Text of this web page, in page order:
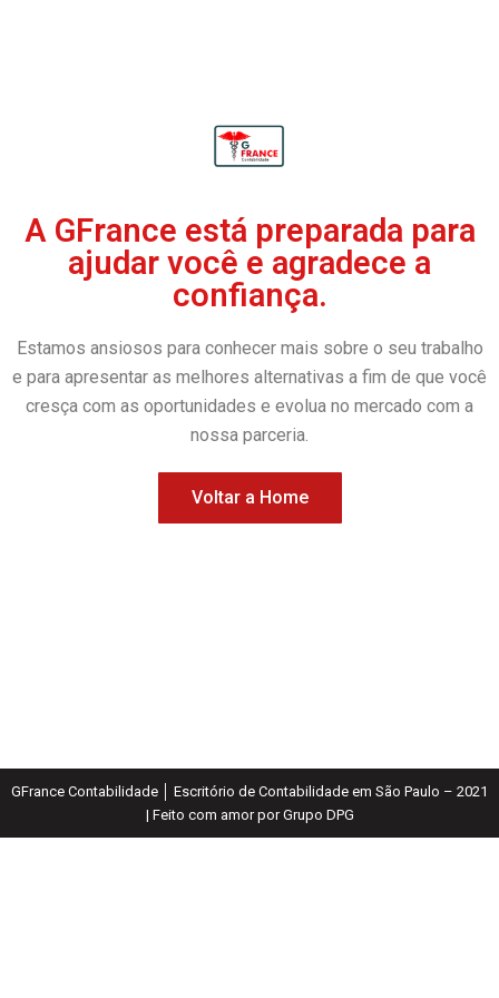
A GFrance está preparada para
ajudar você e agradece a
confiança.
Estamos ansiosos para conhecer mais sobre o seu trabalho
e para apresentar as melhores alternativas a fim de que você
cresça com as oportunidades e evolua no mercado com a
nossa parceria.
Voltar a Home
GFrance Contabilidade │ Escritório de Contabilidade em São Paulo – 2021
| Feito com amor por Grupo DPG